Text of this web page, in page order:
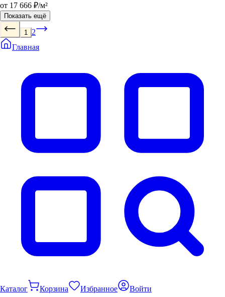
от 17 666 ₽/м²
Показать ещё
1
2
Главная
Каталог Корзина Избранное Войти